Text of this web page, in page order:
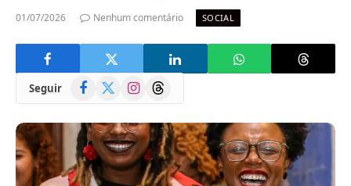
01/07/2026 Nenhum comentário SOCIAL
Seguir Facebook
(Twitter)
InstagramThreads